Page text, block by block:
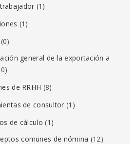
(1)
(1)
(0)
general de la exportación a
de RRHH (8)
de consultor (1)
de cálculo (1)
comunes de nómina (12)